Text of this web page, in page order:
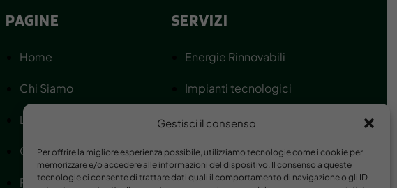
Gestisci il consenso
Per offrire la migliore esperienza possibile, utilizziamo tecnologie come i cookie per
memorizzare e/o accedere alle informazioni del dispositivo. Il consenso a queste
tecnologie ci consente di trattare dati quali il comportamento di navigazione o gli ID
PAGINE
Home
Chi Siamo
Lavora con noi
Contattaci
Privacy Policy
SERVIZI
Energie Rinnovabili
Impianti tecnologici
Climatizzazione
Sicurezza & Domotica
Edilizia & Riqualificazione